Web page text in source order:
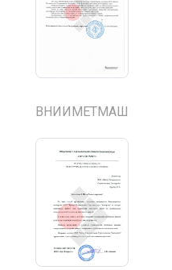
ВНИИМЕТМАШ